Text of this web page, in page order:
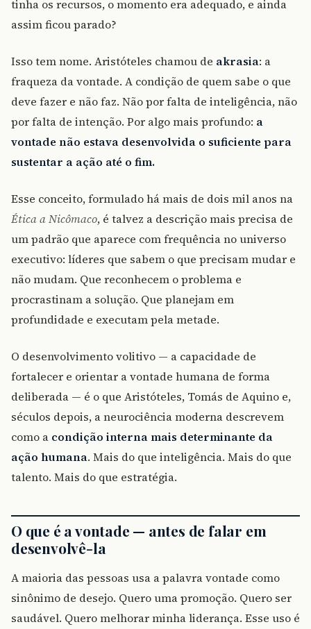
tinha os recursos, o momento era adequado, e ainda
assim ficou parado?
Isso tem nome. Aristóteles chamou de akrasia: a
fraqueza da vontade. A condição de quem sabe o que
deve fazer e não faz. Não por falta de inteligência, não
por falta de intenção. Por algo mais profundo: a
vontade não estava desenvolvida o suficiente para
sustentar a ação até o fim.
Esse conceito, formulado há mais de dois mil anos na
Ética a Nicômaco, é talvez a descrição mais precisa de
um padrão que aparece com frequência no universo
executivo: líderes que sabem o que precisam mudar e
não mudam. Que reconhecem o problema e
procrastinam a solução. Que planejam em
profundidade e executam pela metade.
O desenvolvimento volitivo — a capacidade de
fortalecer e orientar a vontade humana de forma
deliberada — é o que Aristóteles, Tomás de Aquino e,
séculos depois, a neurociência moderna descrevem
como a condição interna mais determinante da
ação humana. Mais do que inteligência. Mais do que
talento. Mais do que estratégia.
O que é a vontade — antes de falar em
desenvolvê-la
A maioria das pessoas usa a palavra vontade como
sinônimo de desejo. Quero uma promoção. Quero ser
saudável. Quero melhorar minha liderança. Esse uso é